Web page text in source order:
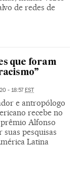
de redes de
que foram
- 18:57 EST
e antropólogo
recebe no
Alfonso
suas pesquisas
Latina